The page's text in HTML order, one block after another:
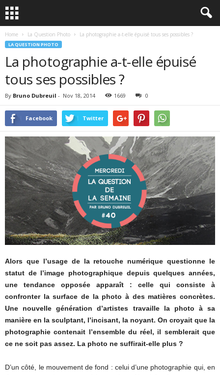
Home La Question Photo La photographie a-t-elle épuisé tous ses possibles ?
LA QUESTION PHOTO
La photographie a-t-elle épuisé
tous ses possibles ?
By Bruno Dubreuil - Nov 18, 2014 1669 0
Facebook Twitter
Alors que l’usage de la retouche numérique questionne le
statut de l’image photographique depuis quelques années,
une tendance opposée apparaît : celle qui consiste à
confronter la surface de la photo à des matières concrètes.
Une nouvelle génération d’artistes travaille la photo à sa
manière en la sculptant, l’incisant, la noyant. On croyait que la
photographie contenait l’ensemble du réel, il semblerait que
ce ne soit pas assez. La photo ne suffirait-elle plus ?
D’un côté, le mouvement de fond : celui d’une photographie qui, en